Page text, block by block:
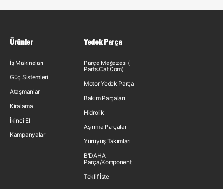
Ürünler
İş Makinaları
Güç Sistemleri
Ataşmanlar
Kiralama
İkinci El
Kampanyalar
Yedek Parça
Parça Mağazası (
Parts.Cat.Com)
Motor Yedek Parça
Bakım Parçaları
Hidrolik
Aşınma Parçaları
Yürüyüş Takımları
B'DAHA
Parça/Komponent
Teklif İste